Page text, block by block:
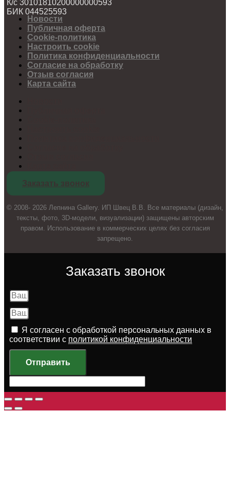
К/с 30101810200000000593
БИК 044525593
Новости
Публичная оферта
Cookie-политика
Настроить cookie
Политика конфиденциальности
Согласие на обработку
Отзыв согласия
Карта сайта
Заказать звонок
© 2008- 2026 Лепнина Gallery. ИП Швец В.В. Все материалы (дизайн,
тексты, фото, 3D-модели, визуализации) защищены авторским
правом. Использование в коммерческих целях без согласия
запрещено.
Заказать звонок
Я согласен с обработкой персональных данных в
соответствии с политикой конфиденциальности
Отправить